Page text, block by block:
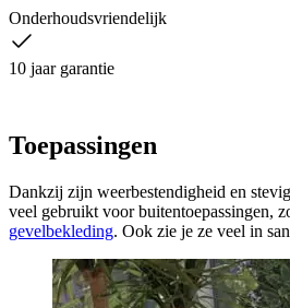
Onderhoudsvriendelijk
10 jaar garantie
Toepassingen
Dankzij zijn weerbestendigheid en
veel gebruikt voor buitentoepassingen,
gevelbekleding. Ook zie je ze veel in